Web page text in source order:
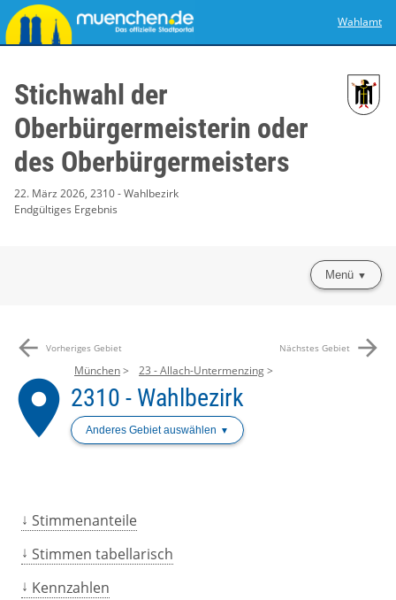
Wahlamt
Stichwahl der
Oberbürgermeisterin oder
des Oberbürgermeisters
22. März 2026, 2310 - Wahlbezirk
Endgültiges Ergebnis
Menü
arrow_back Vorheriges Gebiet Nächstes Gebiet arrow_forward
place
München 23 - Allach-Untermenzing
2310 - Wahlbezirk
Anderes Gebiet auswählen
Stimmenanteile
Stimmen tabellarisch
Kennzahlen